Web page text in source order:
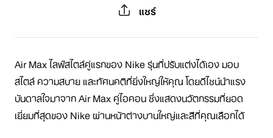
แชร์
Air Max ไลฟ์สไตล์คู่แรกของ Nike รุ่นที่ปรับแต่งได้เอง มอบ
สไตล์ ความสบาย และทัศนคติที่ยิ่งใหญ่ให้คุณ โดยดีไซน์นำแรง
บันดาลใจมาจาก Air Max คู่ไอคอน ซึ่งแสดงนวัตกรรมที่ยอด
เยี่ยมที่สุดของ Nike ผ่านหน้าต่างบานใหญ่และสีที่คุณเลือกได้